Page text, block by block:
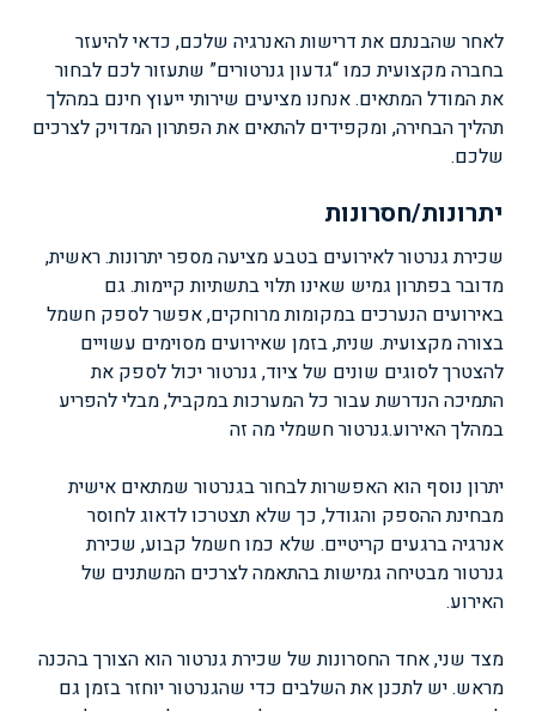
לאחר שהבנתם את דרישות האנרגיה שלכם, כדאי להיעזר
בחברה מקצועית כמו “גדעון גנרטורים” שתעזור לכם לבחור
את המודל המתאים. אנחנו מציעים שירותי ייעוץ חינם במהלך
תהליך הבחירה, ומקפידים להתאים את הפתרון המדויק לצרכים
שלכם.
יתרונות/חסרונות
שכירת גנרטור לאירועים בטבע מציעה מספר יתרונות. ראשית,
מדובר בפתרון גמיש שאינו תלוי בתשתיות קיימות. גם
באירועים הנערכים במקומות מרוחקים, אפשר לספק חשמל
בצורה מקצועית. שנית, בזמן שאירועים מסוימים עשויים
להצטרך לסוגים שונים של ציוד, גנרטור יכול לספק את
התמיכה הנדרשת עבור כל המערכות במקביל, מבלי להפריע
במהלך האירוע.גנרטור חשמלי מה זה
יתרון נוסף הוא האפשרות לבחור בגנרטור שמתאים אישית
מבחינת ההספק והגודל, כך שלא תצטרכו לדאוג לחוסר
אנרגיה ברגעים קריטיים. שלא כמו חשמל קבוע, שכירת
גנרטור מבטיחה גמישות בהתאמה לצרכים המשתנים של
האירוע.
מצד שני, אחד החסרונות של שכירת גנרטור הוא הצורך בהכנה
מראש. יש לתכנן את השלבים כדי שהגנרטור יוחזר בזמן גם